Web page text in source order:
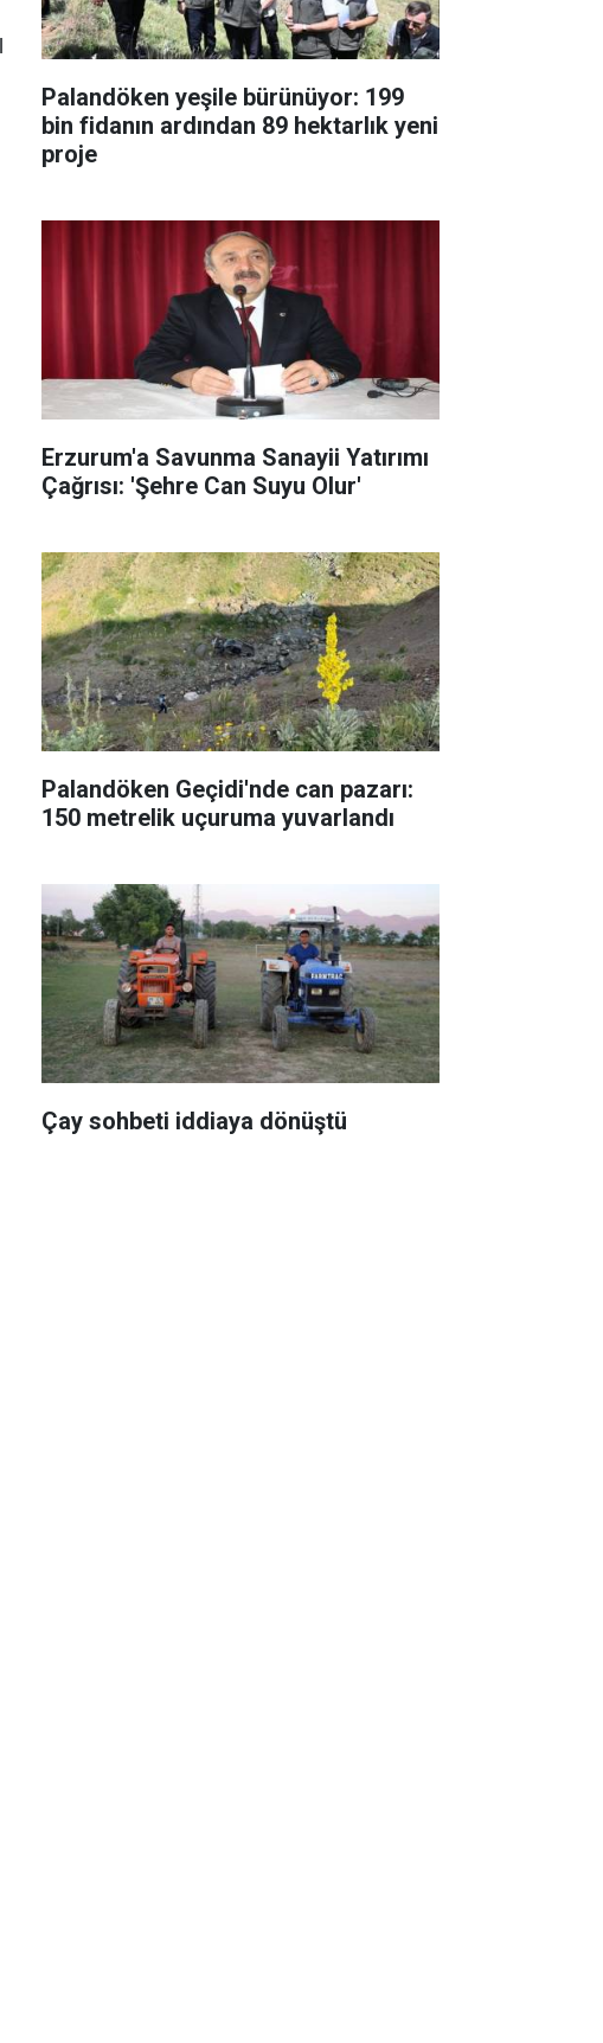
Palandöken yeşile bürünüyor: 199
bin fidanın ardından 89 hektarlık yeni
proje
Erzurum'a Savunma Sanayii Yatırımı
Çağrısı: 'Şehre Can Suyu Olur'
Palandöken Geçidi'nde can pazarı:
150 metrelik uçuruma yuvarlandı
Çay sohbeti iddiaya dönüştü